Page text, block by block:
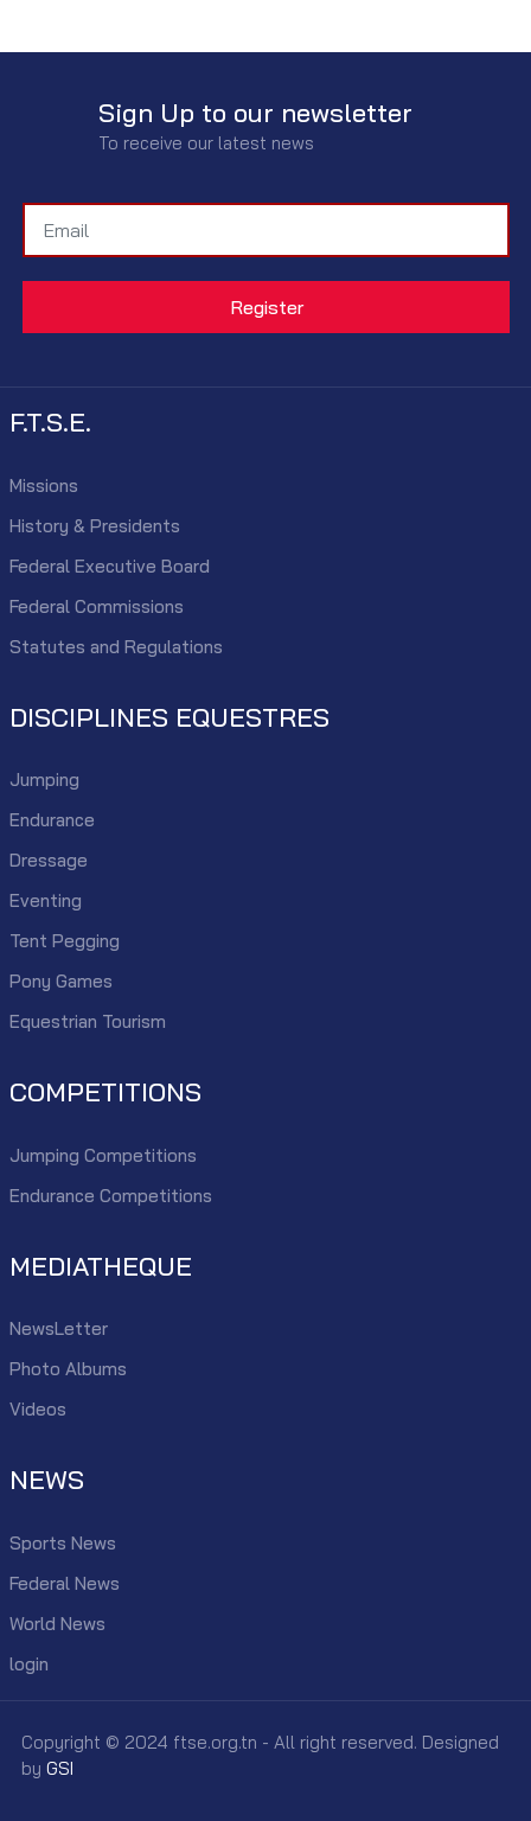
Sign Up to our newsletter
To receive our latest news
F.T.S.E.
Missions
History & Presidents
Federal Executive Board
Federal Commissions
Statutes and Regulations
DISCIPLINES EQUESTRES
Jumping
Endurance
Dressage
Eventing
Tent Pegging
Pony Games
Equestrian Tourism
COMPETITIONS
Jumping Competitions
Endurance Competitions
MEDIATHEQUE
NewsLetter
Photo Albums
Videos
NEWS
Sports News
Federal News
World News
login
Copyright © 2024 ftse.org.tn - All right reserved. Designed
by GSI